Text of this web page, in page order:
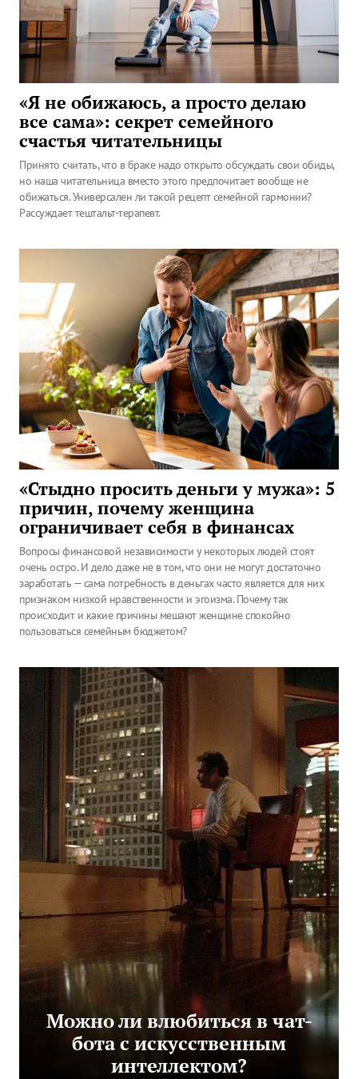
«Я не обижаюсь, а просто делаю
все сама»: секрет семейного
счастья читательницы
Принято считать, что в браке надо открыто обсуждать свои обиды,
но наша читательница вместо этого предпочитает вообще не
обижаться. Универсален ли такой рецепт семейной гармонии?
Рассуждает тештальт-терапевт.
«Стыдно просить деньги у мужа»: 5
причин, почему женщина
ограничивает себя в финансах
Вопросы финансовой независимости у некоторых людей стоят
очень остро. И дело даже не в том, что они не могут достаточно
заработать — сама потребность в деньгах часто является для них
признаком низкой нравственности и эгоизма. Почему так
происходит и какие причины мешают женщине спокойно
пользоваться семейным бюджетом?
Можно ли влюбиться в чат-
бота с искусственным
интеллектом?